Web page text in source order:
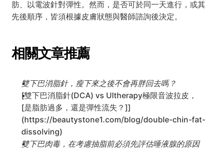
肪、以電波針對彈性。然而，是否可於同一天進行，或其
先後順序，皆須根據皮膚狀態與醫師諮詢後決定。
相關文章推薦
雙下巴消脂針，瘦下來之後不會再胖回去嗎？
[雙下巴消脂針(DCA) vs Ultherapy極限音波拉皮，
[是脂肪過多，還是彈性流失？]]
(https://beautystone1.com/blog/double-chin-fat-
dissolving)
雙下巴肉毒，在考慮抽脂前必須先評估唾液腺的原因